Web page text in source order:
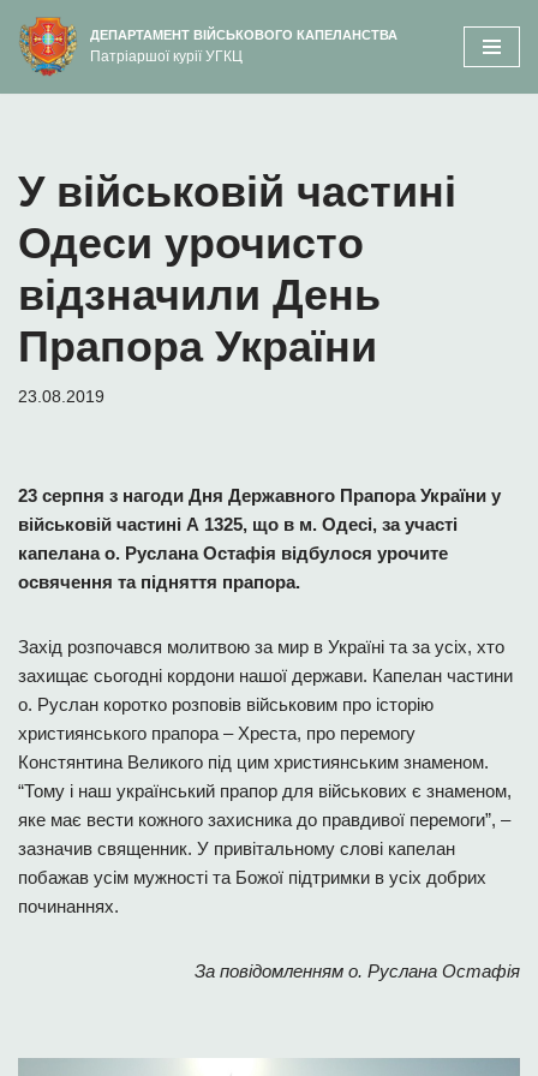
вмісту
Перейти
до
ДЕПАРТАМЕНТ ВІЙСЬКОВОГО КАПЕЛАНСТВА
Патріаршої курії УГКЦ
У військовій частині
Одеси урочисто
відзначили День
Прапора України
23.08.2019
23 серпня з нагоди Дня Державного Прапора України у
військовій частині А 1325, що в м. Одесі, за участі
капелана о. Руслана Остафія відбулося урочите
освячення та підняття прапора.
Захід розпочався молитвою за мир в Україні та за усіх, хто
захищає сьогодні кордони нашої держави. Капелан частини
о. Руслан коротко розповів військовим про історію
християнського прапора – Хреста, про перемогу
Констянтина Великого під цим християнським знаменом.
“Тому і наш український прапор для військових є знаменом,
яке має вести кожного захисника до правдивої перемоги”, –
зазначив священник. У привітальному слові капелан
побажав усім мужності та Божої підтримки в усіх добрих
починаннях.
За повідомленням о. Руслана Остафія